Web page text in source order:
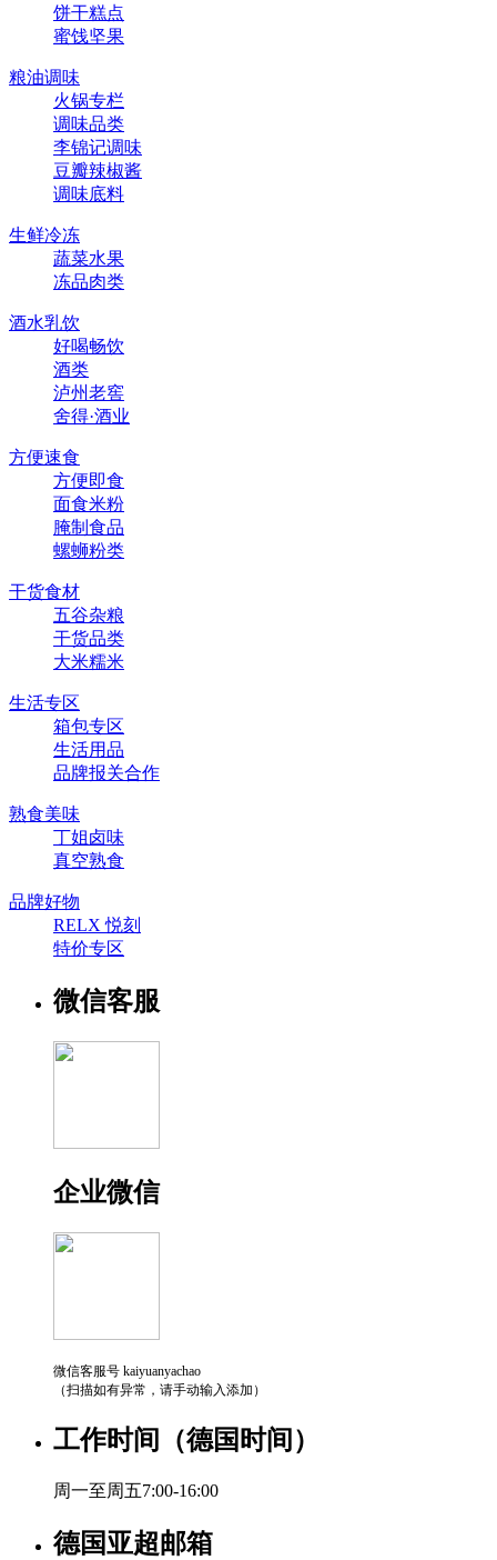
饼干糕点
蜜饯坚果
粮油调味
火锅专栏
调味品类
李锦记调味
豆瓣辣椒酱
调味底料
生鲜冷冻
蔬菜水果
冻品肉类
酒水乳饮
好喝畅饮
酒类
泸州老窖
舍得·酒业
方便速食
方便即食
面食米粉
腌制食品
螺蛳粉类
干货食材
五谷杂粮
干货品类
大米糯米
生活专区
箱包专区
生活用品
品牌报关合作
熟食美味
丁姐卤味
真空熟食
品牌好物
RELX 悦刻
特价专区
微信客服
企业微信
微信客服号 kaiyuanyachao
（扫描如有异常，请手动输入添加）
工作时间（德国时间）
周一至周五7:00-16:00
德国亚超邮箱